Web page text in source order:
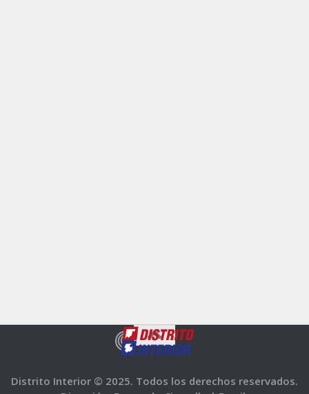
Distrito Interior © 2025. Todos los derechos reservados.